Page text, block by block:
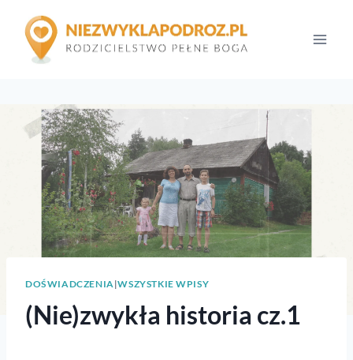
treści
DOŚWIADCZENIA |WSZYSTKIE WPISY
(Nie)zwykła historia cz.1